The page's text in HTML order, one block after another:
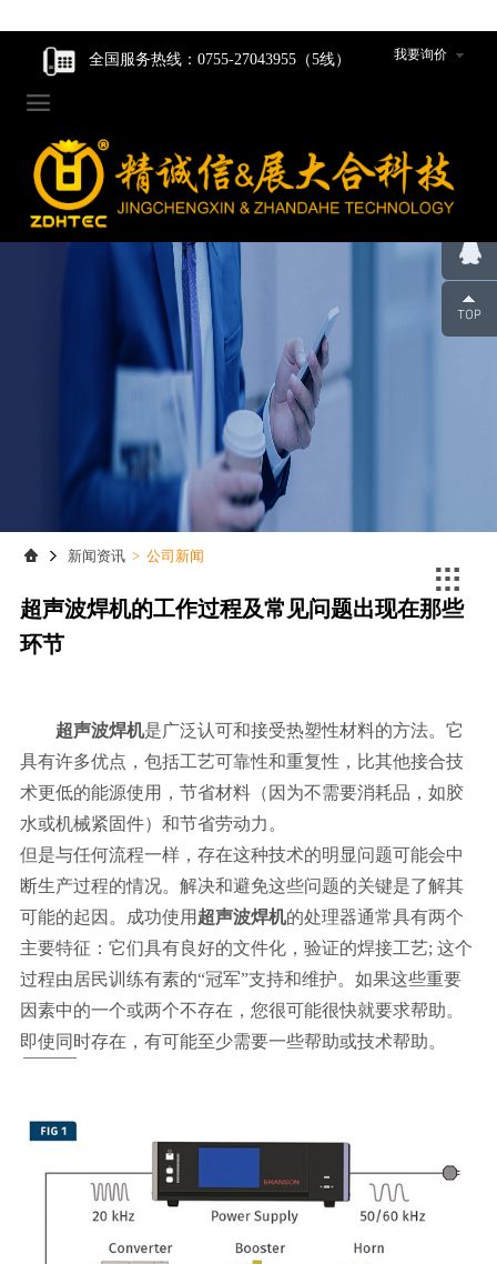
我要询价
全国服务热线：0755-27043955（5线）

走进我们
企业家风
公司简介
组织架构
团队风采
联系我们
走进我们
企业家风
公司简介
组织架构
团队风采
联系我们
智能核心产品
动力产品卷绕组件
数码产品卷绕组件
圆柱产品卷绕组件
裁切组件/裁切刀
冲切组件/冲切刀
圆柱封口组装线模具
辊类型/包胶类型产品
超声波焊机及模具
智能核心产品
动力产品卷绕组件
数码产品卷绕组件
圆柱产品卷绕组件
裁切组件/裁切刀
冲切组件/冲切刀
圆柱封口组装线模具
辊类型/包胶类型产品
超声波焊机及模具
制造中心
工程设计研发
生产设备
组件装配车间
新闻资讯
公司新闻
行业动态
新闻资讯 > 公司新闻

超声波焊机的工作过程及常见问题出现在那些
环节
超声波焊机是广泛认可和接受热塑性材料的方法。它
具有许多优点，包括工艺可靠性和重复性，比其他接合技
术更低的能源使用，节省材料（因为不需要消耗品，如胶
水或机械紧固件）和节省劳动力。
但是与任何流程一样，存在这种技术的明显问题可能会中
断生产过程的情况。解决和避免这些问题的关键是了解其
可能的起因。成功使用 超声波焊机的处理器通常具有两个
主要特征：它们具有良好的文件化，验证的焊接工艺; 这个
过程由居民训练有素的“冠军”支持和维护。如果这些重要
因素中的一个或两个不存在，您很可能很快就要求帮助。
即使同时存在，有可能至少需要一些帮助或技术帮助。